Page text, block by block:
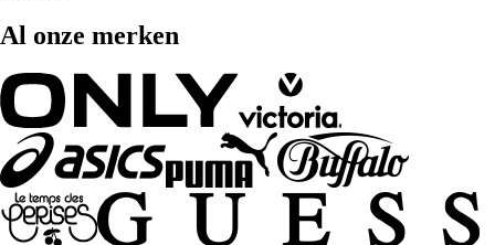
Al onze merken